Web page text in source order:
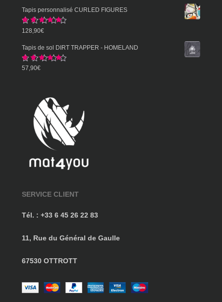
à
Tapis personnalisé CURLED FIGURES
Note
sur 5
128,90€
Tapis de sol DIRT TRAPPER - HOMELAND
Note
sur 5
57,90€
SERVICE CLIENT
Tél. : +33 6 45 26 22 83
11, Rue du Général de Gaulle
67530 OTTROTT